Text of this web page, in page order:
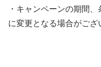
・キャンペーンの期間
に変更となる場合がござ